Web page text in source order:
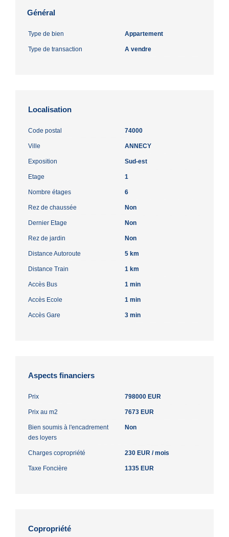
Général
Type de bien Appartement
Type de transaction A vendre
Localisation
Code postal 74000
Ville ANNECY
Exposition Sud-est
Etage 1
Nombre étages 6
Rez de chaussée Non
Dernier Etage Non
Rez de jardin Non
Distance Autoroute 5 km
Distance Train 1 km
Accès Bus 1 min
Accès Ecole 1 min
Accès Gare 3 min
Aspects financiers
Prix 798000 EUR
Prix au m2 7673 EUR
Bien soumis à l'encadrement
des loyers
Non
Charges copropriété 230 EUR / mois
Taxe Foncière 1335 EUR
Copropriété